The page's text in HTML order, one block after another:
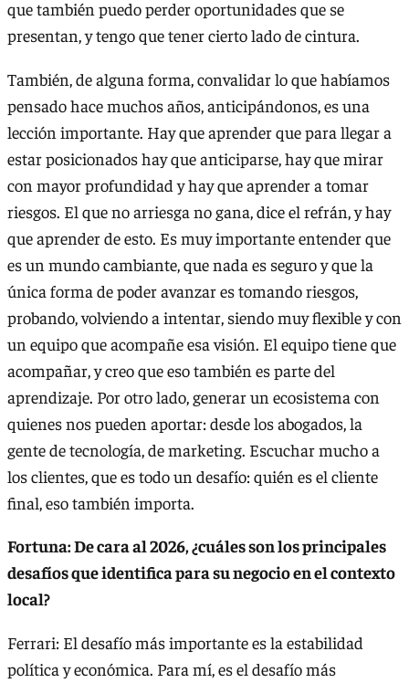
que también puedo perder oportunidades que se
presentan, y tengo que tener cierto lado de cintura.
También, de alguna forma, convalidar lo que habíamos
pensado hace muchos años, anticipándonos, es una
lección importante. Hay que aprender que para llegar a
estar posicionados hay que anticiparse, hay que mirar
con mayor profundidad y hay que aprender a tomar
riesgos. El que no arriesga no gana, dice el refrán, y hay
que aprender de esto. Es muy importante entender que
es un mundo cambiante, que nada es seguro y que la
única forma de poder avanzar es tomando riesgos,
probando, volviendo a intentar, siendo muy flexible y con
un equipo que acompañe esa visión. El equipo tiene que
acompañar, y creo que eso también es parte del
aprendizaje. Por otro lado, generar un ecosistema con
quienes nos pueden aportar: desde los abogados, la
gente de tecnología, de marketing. Escuchar mucho a
los clientes, que es todo un desafío: quién es el cliente
final, eso también importa.
Fortuna: De cara al 2026, ¿cuáles son los principales
desafíos que identifica para su negocio en el contexto
local?
Ferrari: El desafío más importante es la estabilidad
política y económica. Para mí, es el desafío más